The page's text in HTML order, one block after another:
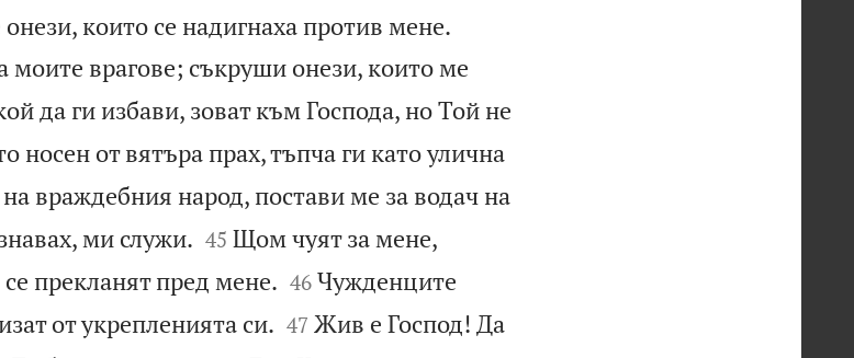
които се надигнаха против мене.
врагове; съкруши онези, които ме
да ги избави, зоват към Господа, но Той не
носен от вятъра прах, тъпча ги като улична
враждебния народ, постави ме за водач на
ми служи.
45 Щом чуят за мене,
прекланят пред мене.
46 Чужденците
от укрепленията си.
47 Жив е Господ! Да